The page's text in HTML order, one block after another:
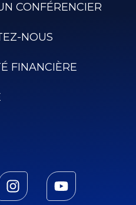
CONFÉRENCIER
NOUS
FINANCIÈRE